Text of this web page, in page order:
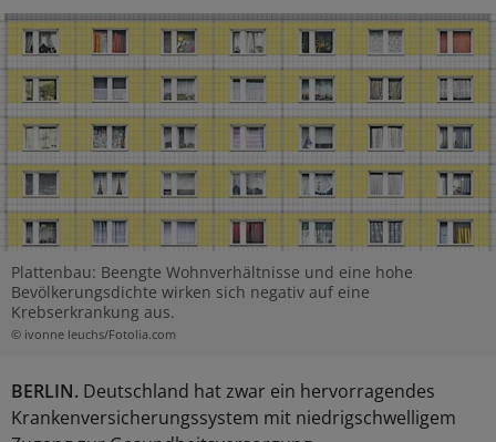
Plattenbau: Beengte Wohnverhältnisse und eine hohe
Bevölkerungsdichte wirken sich negativ auf eine
Krebserkrankung aus.
© ivonne leuchs/Fotolia.com
BERLIN. Deutschland hat zwar ein hervorragendes
Krankenversicherungssystem mit niedrigschwelligem